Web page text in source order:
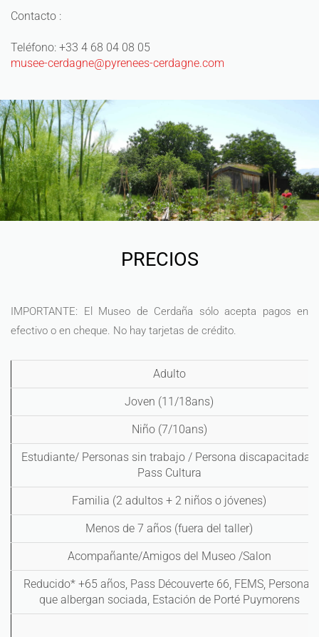
Contacto :
Teléfono: +33 4 68 04 08 05
musee-cerdagne@pyrenees-cerdagne.com
PRECIOS
IMPORTANTE: El Museo de Cerdaña sólo acepta pagos en
efectivo o en cheque. No hay tarjetas de crédito.
Adulto
Joven (11/18ans)
Niño (7/10ans)
Estudiante/ Personas sin trabajo / Persona discapacitada /
Pass Cultura
Familia (2 adultos + 2 niños o jóvenes)
Menos de 7 años (fuera del taller)
Acompañante/Amigos del Museo /Salon
Reducido* +65 años, Pass Découverte 66, FEMS, Personas
que albergan sociada, Estación de Porté Puymorens